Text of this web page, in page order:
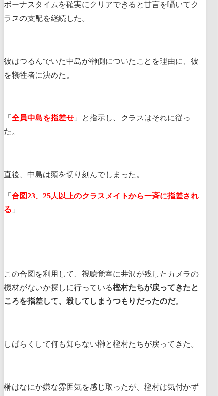
ボーナスタイムを確実にクリアできると甘言を囁いてク
ラスの支配を継続した。
彼はつるんでいた中島が榊側についたことを理由に、彼
を犠牲者に決めた。
「 全員中島を指差せ 」と指示し、クラスはそれに従っ
た。
直後、中島は頭を切り刻んでしまった。
「 合図23、25人以上のクラスメイトから一斉に指差され
る 」
この合図を利用して、視聴覚室に井沢が残したカメラの
機材がないか探しに行っている樫村たちが戻ってきたと
ころを指差して、殺してしまうつもりだったのだ。
しばらくして何も知らない榊と樫村たちが戻ってきた。
榊はなにか嫌な雰囲気を感じ取ったが、樫村は気付かず